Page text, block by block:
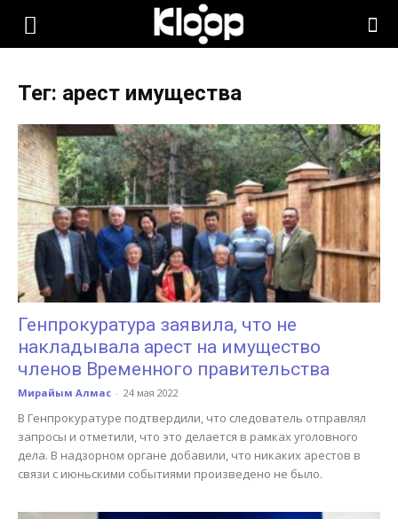
KLOOP.KG
Новости
Кыргызстана
Тег: арест имущества
Генпрокуратура заявила, что не
накладывала арест на имущество
членов Временного правительства
Мирайым Алмас - 24 мая 2022
В Генпрокуратуре подтвердили, что следователь отправлял
запросы и отметили, что это делается в рамках уголовного
дела. В надзорном органе добавили, что никаких арестов в
связи с июньскими событиями произведено не было.